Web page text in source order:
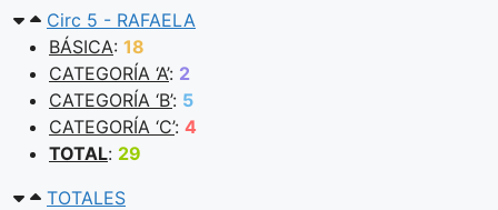
Circ 5 - RAFAELA
BÁSICA: 18
CATEGORÍA ‘A’: 2
CATEGORÍA ‘B’: 5
CATEGORÍA ‘C’: 4
TOTAL: 29
TOTALES